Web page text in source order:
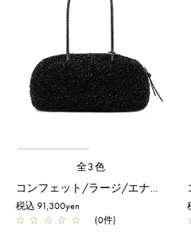
全3色
コンフェット/ラージ/エナメルブラック
税込 91,300yen
☆ ☆ ☆ ☆ ☆ (0件)